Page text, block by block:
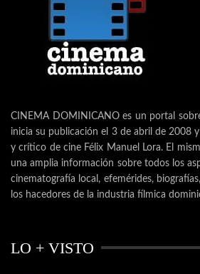
CINEMA DOMINICANO es un portal
inicia su publicación el 3 de abril de 2008
y crítico de cine Félix Manuel Lora. El
una amplia información sobre todos los
cinematografía local, efemérides,
los hacedores de la industria fílmica
LO + VISTO